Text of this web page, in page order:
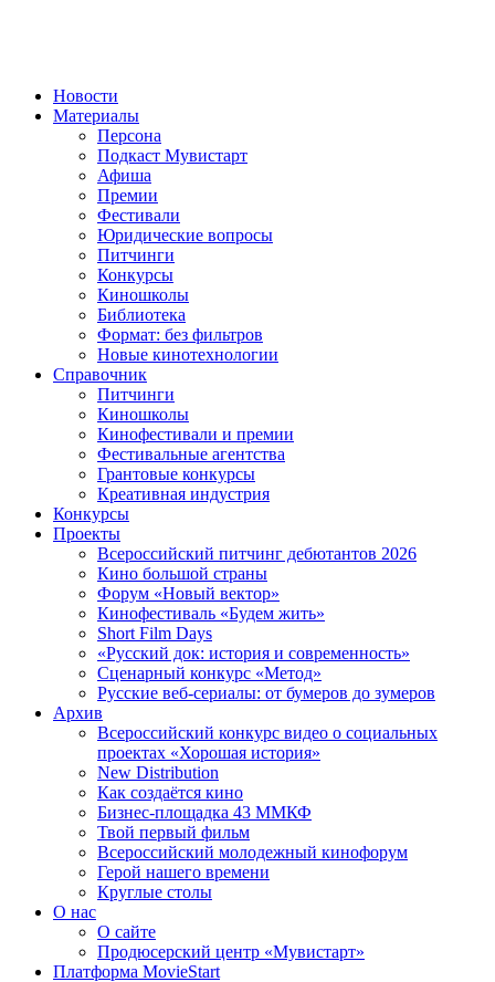
Новости
Материалы
Персона
Подкаст Мувистарт
Афиша
Премии
Фестивали
Юридические вопросы
Питчинги
Конкурсы
Киношколы
Библиотека
Формат: без фильтров
Новые кинотехнологии
Справочник
Питчинги
Киношколы
Кинофестивали и премии
Фестивальные агентства
Грантовые конкурсы
Креативная индустрия
Конкурсы
Проекты
Всероссийский питчинг дебютантов 2026
Кино большой страны
Форум «Новый вектор»
Кинофестиваль «Будем жить»
Short Film Days
«Русский док: история и современность»
Сценарный конкурс «Метод»
Русские веб-сериалы: от бумеров до зумеров
Архив
Всероссийский конкурс видео о социальных
проектах «Хорошая история»
New Distribution
Как создаётся кино
Бизнес-площадка 43 ММКФ
Твой первый фильм
Всероссийский молодежный кинофорум
Герой нашего времени
Круглые столы
О нас
О сайте
Продюсерский центр «Мувистарт»
Платформа MovieStart